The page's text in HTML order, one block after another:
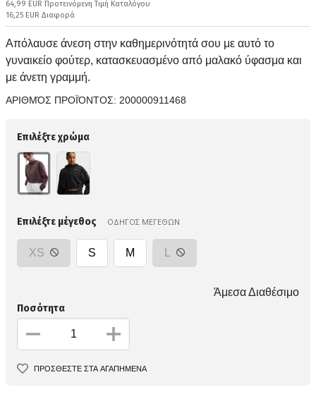
64,99 EUR Προτεινόμενη Τιμή Καταλόγου
16,25 EUR Διαφορά
Απόλαυσε άνεση στην καθημερινότητά σου με αυτό το
γυναικείο φούτερ, κατασκευασμένο από μαλακό ύφασμα και
με άνετη γραμμή.
ΑΡΙΘΜΌΣ ΠΡΟΪΌΝΤΟΣ: 200000911468
Επιλέξτε χρώμα
Επιλέξτε μέγεθος ΟΔΗΓΟΣ ΜΕΓΕΘΩΝ
XS S M
Άμεσα Διαθέσιμο
Ποσότητα
ΠΡΟΣΘΕΣΤΕ ΣΤΑ ΑΓΑΠΗΜΕΝΑ